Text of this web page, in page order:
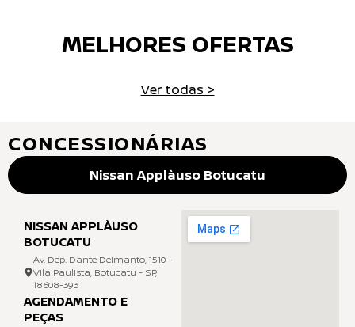
MELHORES OFERTAS
Ver todas >
CONCESSIONÁRIAS
Nissan Applàuso Botucatu
NISSAN APPLÀUSO
BOTUCATU
Av. Dep. Dante Delmanto, 1510 -
Vila Paulista, Botucatu - SP,
18608-393
AGENDAMENTO E
PEÇAS